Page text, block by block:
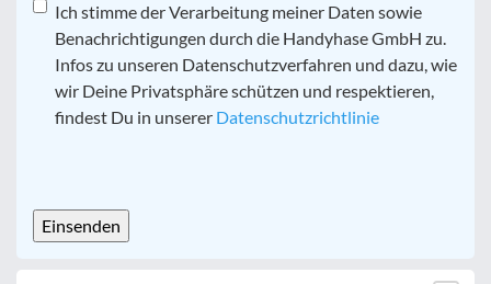
Datenschutz*
Ich stimme der Verarbeitung meiner Daten sowie
Benachrichtigungen durch die Handyhase GmbH zu.
Infos zu unseren Datenschutzverfahren und dazu, wie
wir Deine Privatsphäre schützen und respektieren,
findest Du in unserer Datenschutzrichtlinie